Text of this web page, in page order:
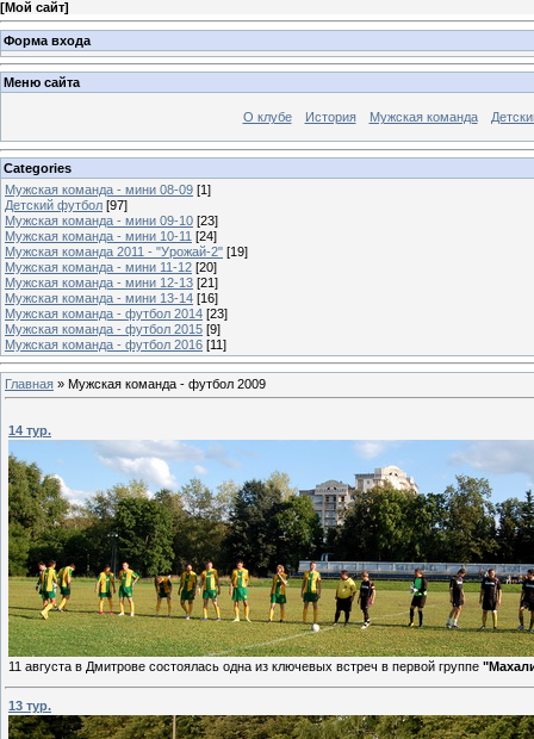
[Мой сайт]
Форма входа
Меню сайта
О клубе История Мужская команда
Categories
Мужская команда - мини 08-09 [1]
Детский футбол [97]
Мужская команда - мини 09-10 [23]
Мужская команда - мини 10-11 [24]
Мужская команда 2011 - "Урожай-2" [19]
Мужская команда - мини 11-12 [20]
Мужская команда - мини 12-13 [21]
Мужская команда - мини 13-14 [16]
Мужская команда - футбол 2014 [23]
Мужская команда - футбол 2015 [9]
Мужская команда - футбол 2016 [11]
Главная » Мужская команда - футбол 2009
14 тур.
11 августа в Дмитрове состоялась одна из ключевых встреч в первой группе
13 тур.